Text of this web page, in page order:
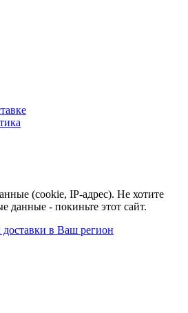
(cookie, IP-адрес). Не хотите
данные - покиньте этот сайт.
доставки в Ваш регион